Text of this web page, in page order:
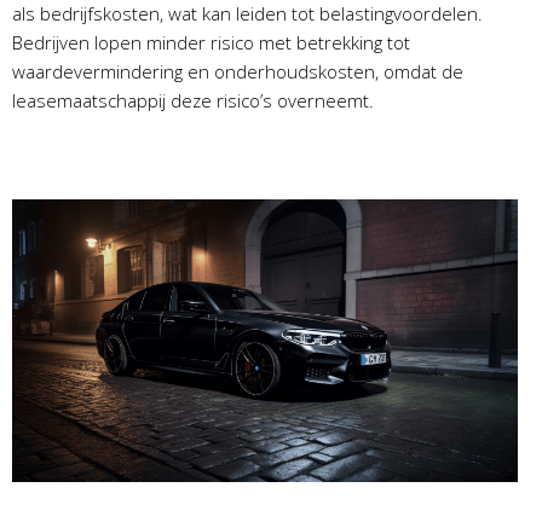
als bedrijfskosten, wat kan leiden tot belastingvoordelen.
Bedrijven lopen minder risico met betrekking tot
waardevermindering en onderhoudskosten, omdat de
leasemaatschappij deze risico’s overneemt.